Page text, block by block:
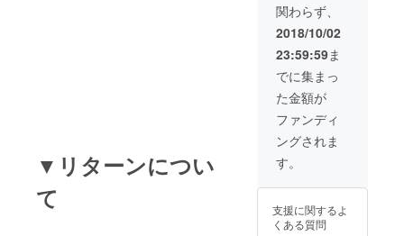
▼リターンについ
て
関わらず、
2018/10/02
23:59:59ま
でに集まっ
た金額が
ファンディ
ングされま
す。
支援に関するよ
くある質問